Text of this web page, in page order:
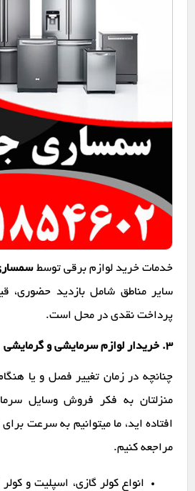
خدمات خرید لوازم برقی توسط
سایر مناطق شامل بازدید حضوری،
پرداخت نقدی در محل است.
۳. خریدار لوازم سرمایشی و گرمایشی
چنانچه در زمان تغییر فصل و یا
منزلتان به فکر فروش وسایل
افتاده اید، ما میتوانیم به سرعت
مراجعه کنیم.
انواع کولر گازی، اسپلیت و